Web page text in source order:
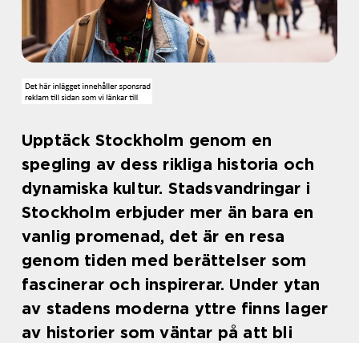
Upptäck Stockholm genom en
spegling av dess rikliga historia och
dynamiska kultur. Stadsvandringar i
Stockholm erbjuder mer än bara en
vanlig promenad, det är en resa
genom tiden med berättelser som
fascinerar och inspirerar. Under ytan
av stadens moderna yttre finns lager
av historier som väntar på att bli